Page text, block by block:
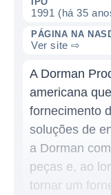
1991 (há 35
PÁGINA NA
Ver site ⇨
A Dorman
americana
fornecimento
soluções de
a Dorman
peças e, ao
tornar um